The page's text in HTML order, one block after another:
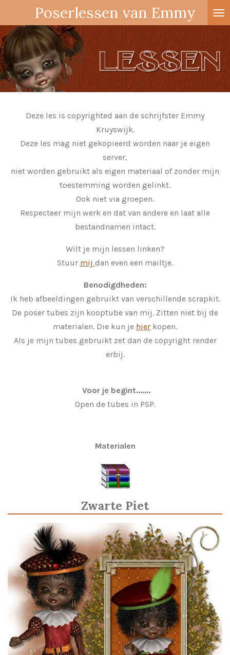
direct
naar
de
hoofdinhoud
Poserlessen van Emmy
Deze les is copyrighted aan de schrijfster Emmy
Kruyswijk.
Deze les mag niet gekopieerd worden naar je eigen
server,
niet worden gebruikt als eigen materiaal of zonder mijn
toestemming worden gelinkt.
Ook niet via groepen.
Respecteer mijn werk en dat van andere en laat alle
bestandnamen intact.
Wilt je mijn lessen linken?
Stuur mij dan even een mailtje.
Benodigdheden:
Ik heb afbeeldingen gebruikt van verschillende scrapkit.
De poser tubes zijn kooptube van mij. Zitten niet bij de
materialen. Die kun je hier kopen.
Als je mijn tubes gebruikt zet dan de copyright render
erbij.
Voor je begint.......
Open de tubes in PSP.
Materialen
Zwarte Piet